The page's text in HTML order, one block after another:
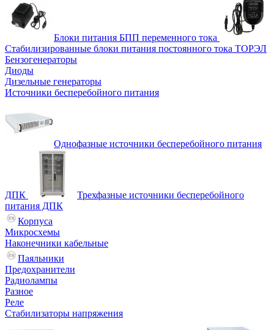
Блоки питания БПП переменного тока
Стабилизированные блоки питания постоянного тока ТОРЭЛ
Бензогенераторы
Диоды
Дизельные генераторы
Источники бесперебойного питания
Однофазные источники бесперебойного питания
ДПК
Трехфазные источники бесперебойного
питания ДПК
Корпуса
Микросхемы
Наконечники кабельные
Паяльники
Предохранители
Радиолампы
Разное
Реле
Стабилизаторы напряжения